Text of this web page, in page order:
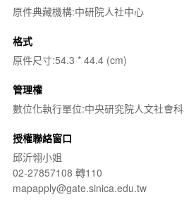
原件典藏機構:中研院人社中心
格式
原件尺寸:54.3 * 44.4 (cm)
管理權
數位化執行單位:中央研究院人文社會
授權聯絡窗口
邱沂翎小姐
02-27857108 轉110
mapapply@gate.sinica.edu.tw